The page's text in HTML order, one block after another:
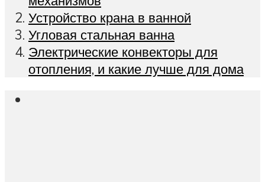
Устройство крана в ванной
Угловая стальная ванна
Электрические конвекторы для
отопления, и какие лучше для дома